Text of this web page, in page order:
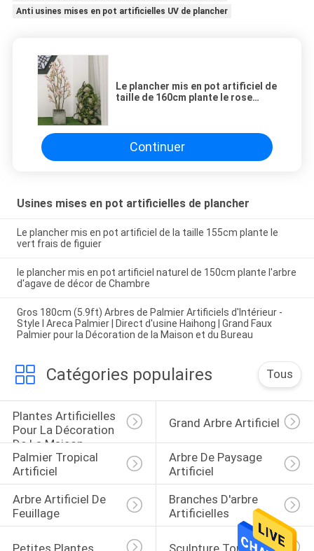
Anti usines mises en pot artificielles UV de plancher
Le plancher mis en pot artificiel de
taille de 160cm plante le rose
Continuer
Usines mises en pot artificielles de plancher
Le plancher mis en pot artificiel de la taille 155cm plante le
vert frais de figuier
le plancher mis en pot artificiel naturel de 150cm plante l'arbre
d'agave de décor de Chambre
Gros 180cm (5.9ft) Arbres de Palmier Artificiels d'Intérieur -
Style I Areca Palmier | Direct d'usine Haihong | Grand Faux
Palmier pour la Décoration de la Maison et du Bureau
Catégories populaires Tous
Plantes Artificielles
Pour La Décoration
De La Maison
Grand Arbre Artificiel
Palmier Tropical
Artificiel
Arbre De Paysage
Artificiel
Arbre Artificiel De
Feuillage
Branches D'arbre
Artificielles
Petites Plantes Sculpture Topiaire